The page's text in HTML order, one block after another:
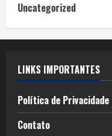
Uncategorized
LINKS IMPORTANTES
Política de Privacidade
Contato